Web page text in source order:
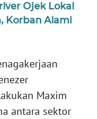
Ojek Lokal
Korban Alami
Maxim
antara sektor